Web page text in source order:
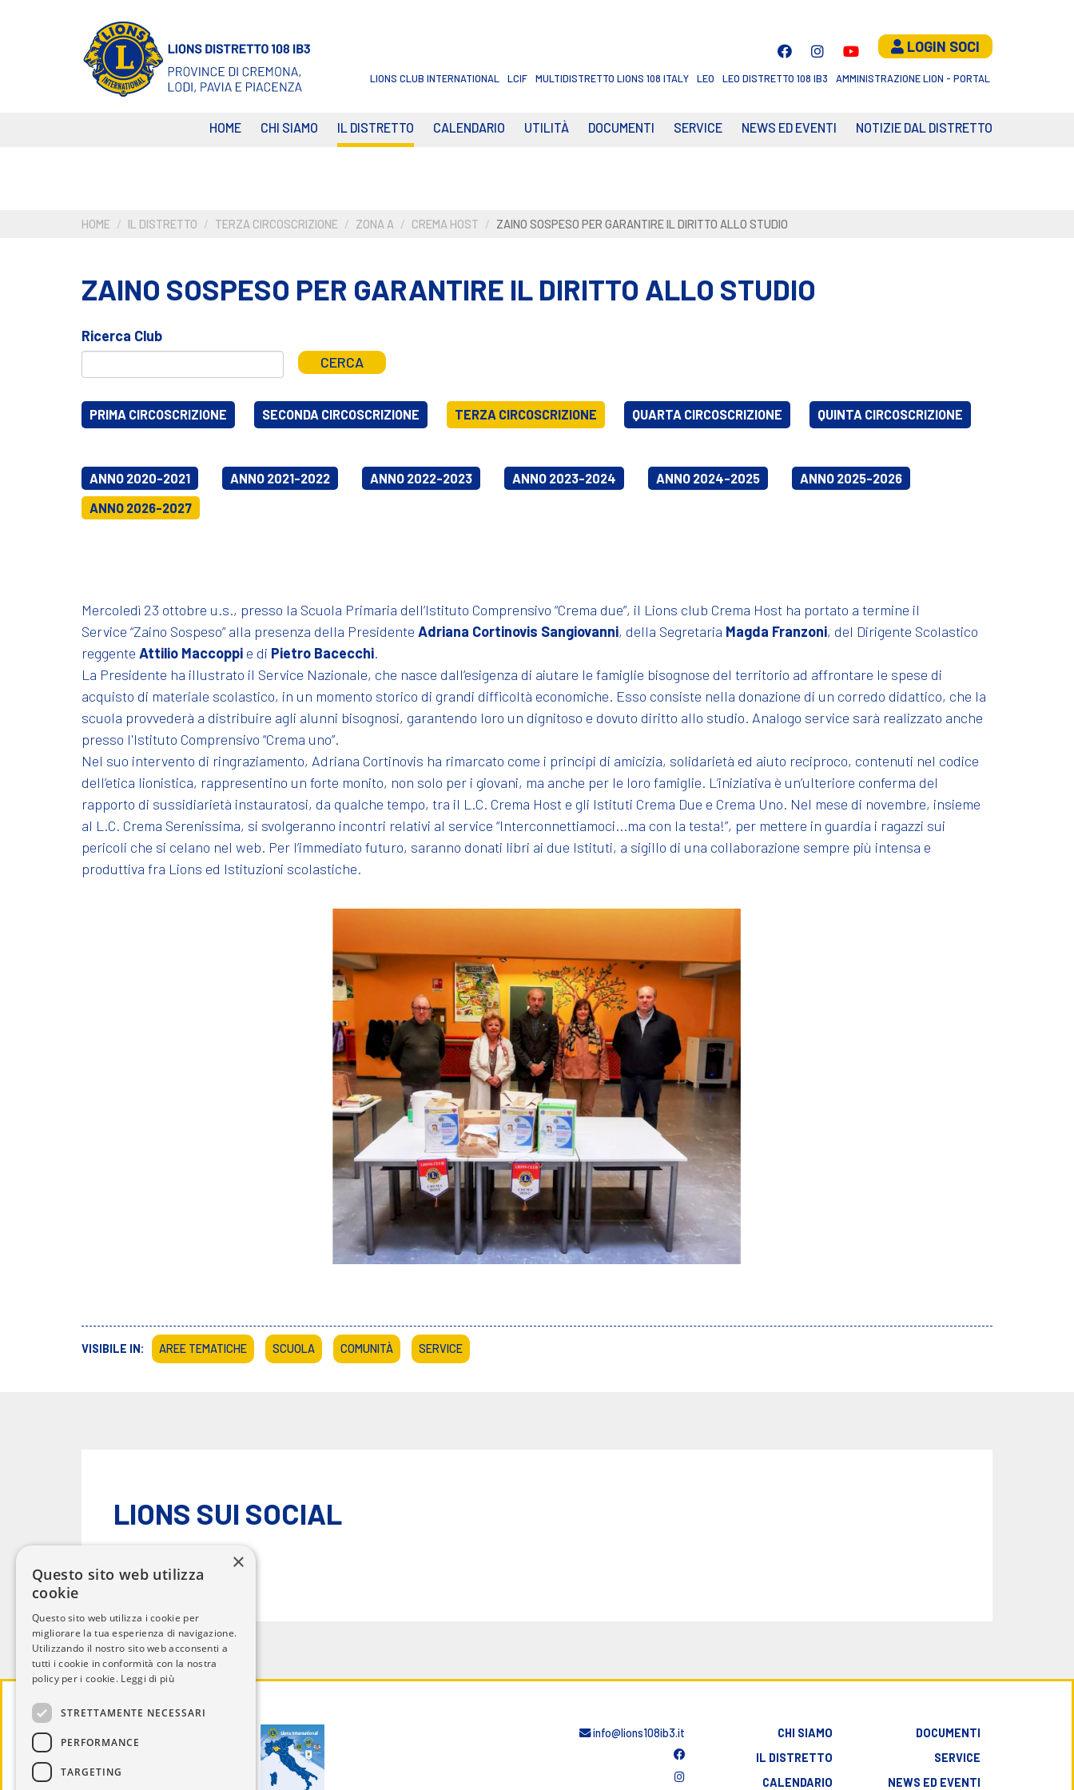
LOGIN SOCI
LIONS CLUB INTERNATIONAL LCIF MULTIDISTRETTO LIONS 108 ITALY LEO LEO DISTRETTO 108 IB3 AMMINISTRAZIONE LION - PORTAL
HOME CHI SIAMO IL DISTRETTO CALENDARIO UTILITÀ DOCUMENTI SERVICE NEWS ED EVENTI NOTIZIE DAL DISTRETTO
HOME IL DISTRETTO TERZA CIRCOSCRIZIONE ZONA A CREMA HOST ZAINO SOSPESO PER GARANTIRE IL DIRITTO ALLO STUDIO
ZAINO SOSPESO PER GARANTIRE IL DIRITTO ALLO STUDIO
Ricerca Club
CERCA
PRIMA CIRCOSCRIZIONE SECONDA CIRCOSCRIZIONE TERZA CIRCOSCRIZIONE QUARTA CIRCOSCRIZIONE QUINTA CIRCOSCRIZIONE
ANNO 2020-2021 ANNO 2021-2022 ANNO 2022-2023 ANNO 2023-2024 ANNO 2024-2025
ANNO 2025-2026
ANNO 2026-2027
Mercoledì 23 ottobre u.s., presso la Scuola Primaria dell’Istituto Comprensivo “Crema due”, il Lions club Crema Host ha portato a termine il
Service “Zaino Sospeso” alla presenza della Presidente Adriana Cortinovis Sangiovanni, della Segretaria Magda Franzoni, del Dirigente Scolastico
reggente Attilio Maccoppi e di Pietro Bacecchi.
La Presidente ha illustrato il Service Nazionale, che nasce dall’esigenza di aiutare le famiglie bisognose del territorio ad affrontare le spese di
acquisto di materiale scolastico, in un momento storico di grandi difficoltà economiche. Esso consiste nella donazione di un corredo didattico, che la
scuola provvederà a distribuire agli alunni bisognosi, garantendo loro un dignitoso e dovuto diritto allo studio. Analogo service sarà realizzato anche
presso l'Istituto Comprensivo “Crema uno”.
Nel suo intervento di ringraziamento, Adriana Cortinovis ha rimarcato come i principi di amicizia, solidarietà ed aiuto reciproco, contenuti nel codice
dell’etica lionistica, rappresentino un forte monito, non solo per i giovani, ma anche per le loro famiglie. L’iniziativa è un’ulteriore conferma del
rapporto di sussidiarietà instauratosi, da qualche tempo, tra il L.C. Crema Host e gli Istituti Crema Due e Crema Uno. Nel mese di novembre, insieme
al L.C. Crema Serenissima, si svolgeranno incontri relativi al service “Interconnettiamoci...ma con la testa!”, per mettere in guardia i ragazzi sui
pericoli che si celano nel web. Per l’immediato futuro, saranno donati libri ai due Istituti, a sigillo di una collaborazione sempre più intensa e
produttiva fra Lions ed Istituzioni scolastiche.
VISIBILE IN: AREE TEMATICHE SCUOLA COMUNITÀ SERVICE
LIONS SUI SOCIAL
info@lions108ib3.it
CHI SIAMO
IL DISTRETTO
CALENDARIO
DOCUMENTI
SERVICE
NEWS ED EVENTI
×
Questo sito web utilizza
cookie
Questo sito web utilizza i cookie per
migliorare la tua esperienza di navigazione.
Utilizzando il nostro sito web acconsenti a
tutti i cookie in conformità con la nostra
policy per i cookie. Leggi di più
STRETTAMENTE NECESSARI
PERFORMANCE
TARGETING